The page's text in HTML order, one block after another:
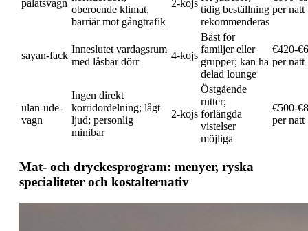
palatsvagn
oberoende klimat,
barriär mot gångtrafik
2-kojs
tidig beställning
rekommenderas
per natt
sayan-fack
Inneslutet vardagsrum
med låsbar dörr
4-kojs
Bäst för
familjer eller
grupper; kan ha
delad lounge
€420-
per natt
ulan-ude-
vagn
Ingen direkt
korridordelning; lågt
ljud; personlig
minibar
2-kojs
Östgående
rutter;
förlängda
vistelser
möjliga
€500-
per natt
Mat- och dryckesprogram: menyer, ryska
specialiteter och kostalternativ